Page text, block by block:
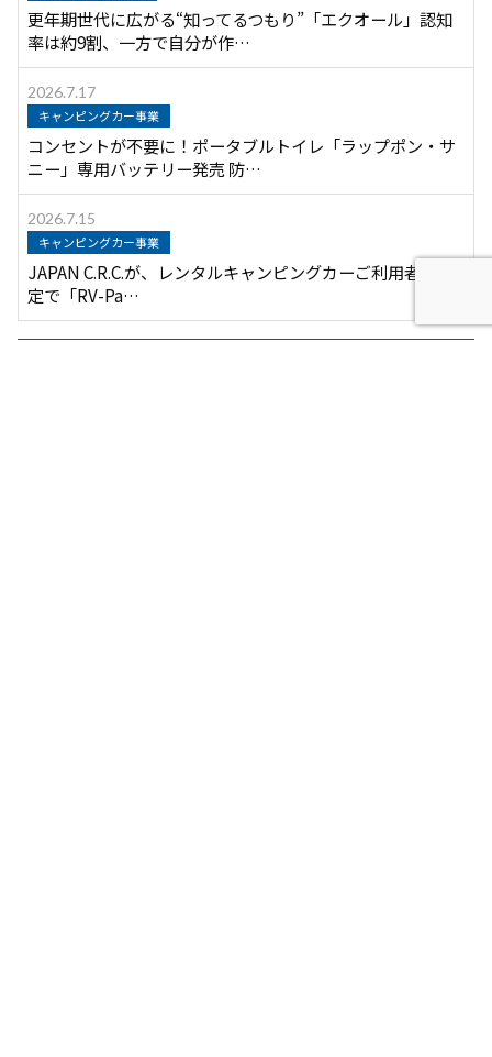
更年期世代に広がる“知ってるつもり”「エクオール」認知
率は約9割、一方で自分が作…
2026.7.17
キャンピングカー事業
コンセントが不要に！ポータブルトイレ「ラップポン・サ
ニー」専用バッテリー発売 防…
2026.7.15
キャンピングカー事業
JAPAN C.R.C.が、レンタルキャンピングカーご利用者様限
定で「RV-Pa…